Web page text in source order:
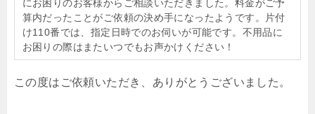
にお困りのお客様からご相談いただきました。料金がご予
算内だったことがご依頼の決め手になったようです。片付
け110番では、指定日時でのお伺いが可能です。不用品に
お困りの際はまたいつでもお声かけください！
この度はご依頼いただき、ありがとうございました。